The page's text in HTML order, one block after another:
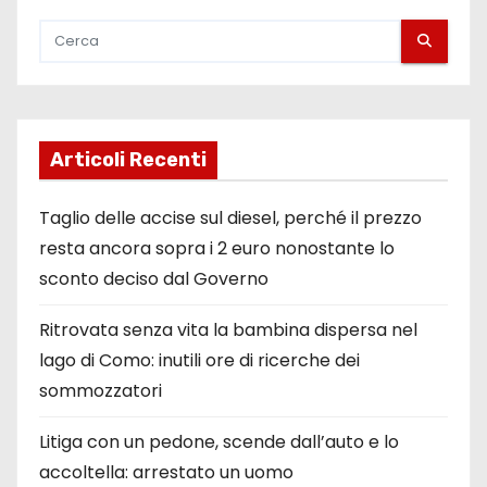
Articoli Recenti
Taglio delle accise sul diesel, perché il prezzo
resta ancora sopra i 2 euro nonostante lo
sconto deciso dal Governo
Ritrovata senza vita la bambina dispersa nel
lago di Como: inutili ore di ricerche dei
sommozzatori
Litiga con un pedone, scende dall’auto e lo
accoltella: arrestato un uomo